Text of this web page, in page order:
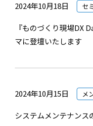
2024年10月18日 セ
『ものづくり現場DX
マに登壇いたします
2024年10月15日 メ
システムメンテナンス